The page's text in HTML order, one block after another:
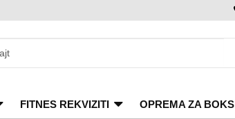
FITNES REKVIZITI OPREMA ZA BOKS